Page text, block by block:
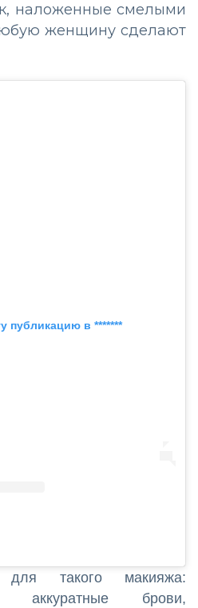
наложенные смелыми
женщину сделают
публикацию в *******
для такого макияжа:
аккуратные брови,